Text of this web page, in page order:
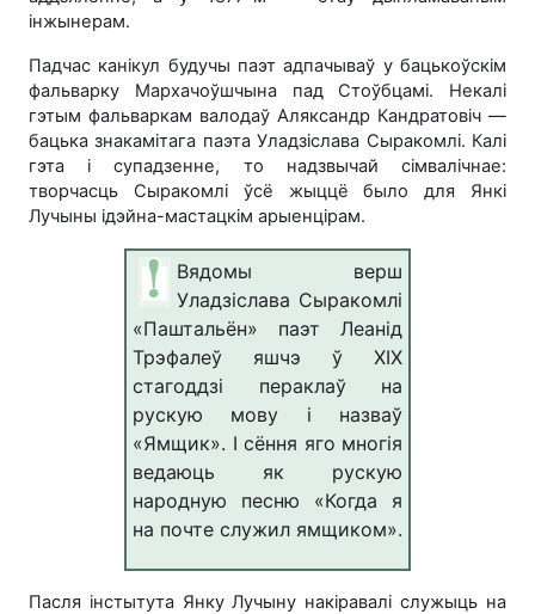
інжынерам.
Падчас канікул будучы паэт адпачываў у бацькоўскім
фальварку Мархачоўшчына пад Стоўбцамі. Некалі
гэтым фальваркам валодаў Аляксандр Кандратовіч —
бацька знакамітага паэта Уладзіслава Сыракомлі. Калі
гэта і супадзенне, то надзвычай сімвалічнае:
творчасць Сыракомлі ўсё жыццё было для Янкі
Лучыны ідэйна-мастацкім арыенцірам.
Вядомы верш
Уладзіслава Сыракомлі
«Паштальён» паэт Леанід
Трэфалеў яшчэ ў ХІХ
стагоддзі пераклаў на
рускую мову і назваў
«Ямщик». І сёння яго многія
ведаюць як рускую
народную песню «Когда я
на почте служил ямщиком».
Пасля інстытута Янку Лучыну накіравалі служыць на